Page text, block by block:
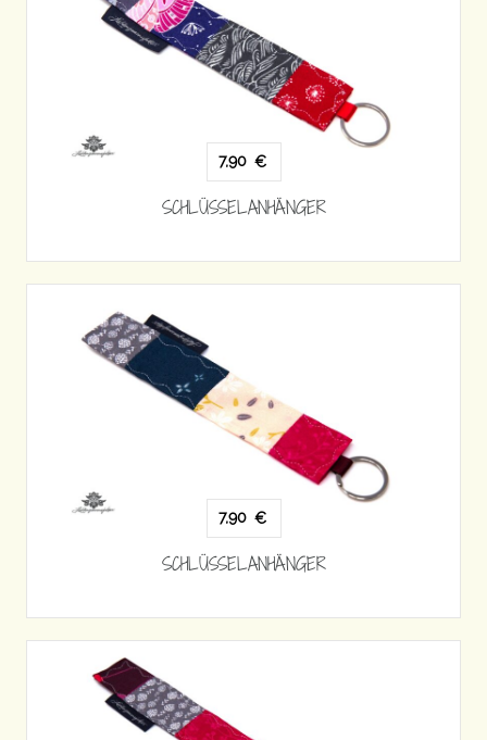
7,90 €
SCHLÜSSELANHÄNGER
7,90 €
SCHLÜSSELANHÄNGER